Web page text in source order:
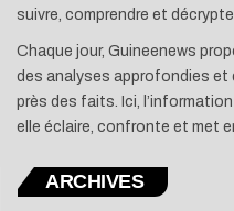
suivre, comprendre et
Chaque jour, Guineenews
des analyses approfondies et
près des faits. Ici,
elle éclaire, confronte et met
ARCHIVES